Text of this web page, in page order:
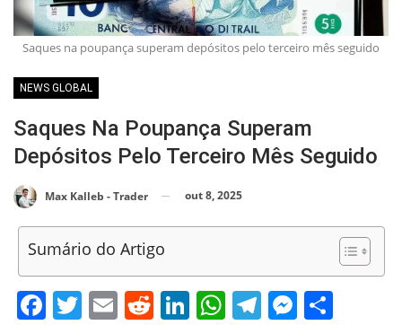
Saques na poupança superam depósitos pelo terceiro mês seguido
NEWS GLOBAL
Saques Na Poupança Superam
Depósitos Pelo Terceiro Mês Seguido
Max Kalleb - Trader out 8, 2025
Sumário do Artigo
Facebook
Twitter
EmailReddit
LinkedIn
WhatsApp
Telegram